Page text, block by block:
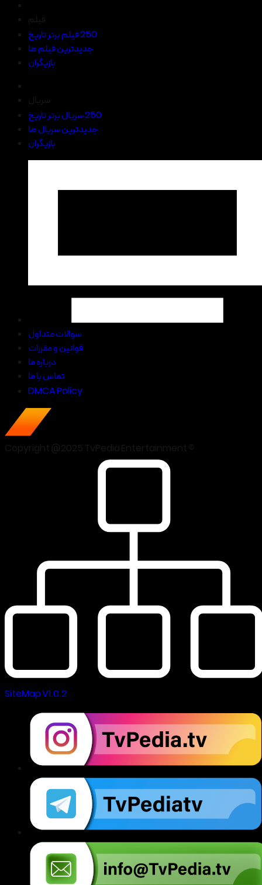
250 فیلم برتر تاریخ
جدیدترین فیلم ها
بازیگران
250 سریال برتر تاریخ
جدیدترین سریال ها
بازیگران
سوالات متداول
قوانین و مقررات
درباره ما
تماس با ما
DMCA Policy
SiteMap V1.0.2